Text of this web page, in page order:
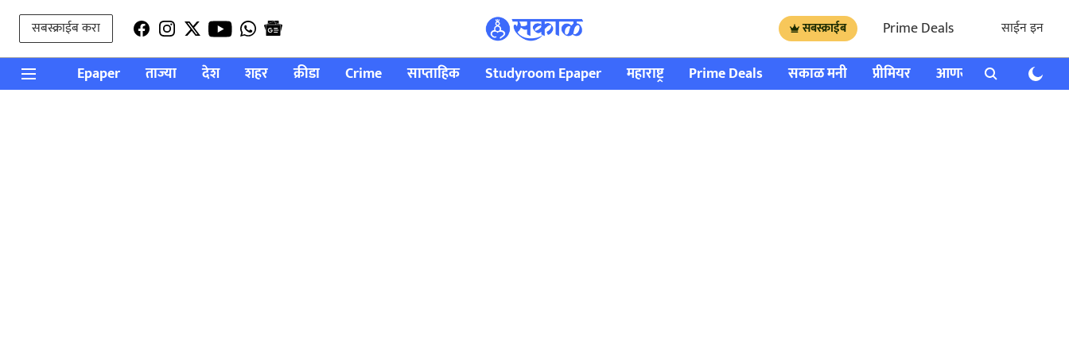
सबस्क्राईब करा सबस्क्राईब Prime Deals साईन इन
Epaper ताज्या देश शहर क्रीडा Crime साप्ताहिक Studyroom Epaper महाराष्ट्र Prime Deals सकाळ मनी प्रीमियर आणखी राशी भविष्य